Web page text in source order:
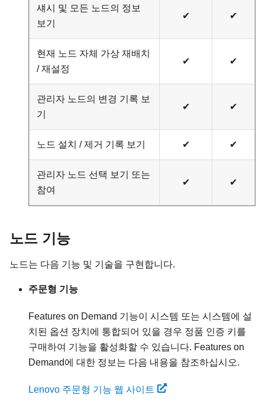
섀시 및 모든 노드의 정보
보기
✔ ✔
현재 노드 자체 가상 재배치
/ 재설정
✔ ✔
관리자 노드의 변경 기록 보
기
✔ ✔
노드 설치 / 제거 기록 보기 ✔ ✔
관리자 노드 선택 보기 또는
참여
✔ ✔
노드 기능
노드는 다음 기능 및 기술을 구현합니다.
주문형 기능
Features on Demand 기능이 시스템 또는 시스템에 설
치된 옵션 장치에 통합되어 있을 경우 정품 인증 키를
구매하여 기능을 활성화할 수 있습니다. Features on
Demand에 대한 정보는 다음 내용을 참조하십시오.
Lenovo 주문형 기능 웹 사이트